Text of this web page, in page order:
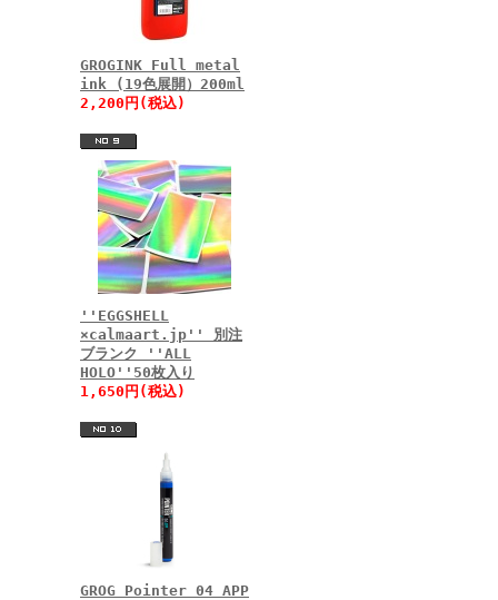
GROGINK Full metal
ink (19色展開）200ml
2,200円(税込)
''EGGSHELL
×calmaart.jp'' 別注
ブランク ''ALL
HOLO''50枚入り
1,650円(税込)
GROG Pointer 04 APP